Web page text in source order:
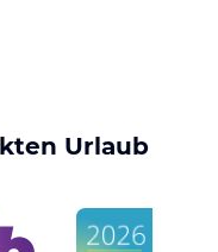
Urlaub